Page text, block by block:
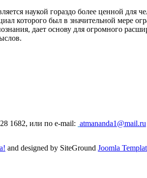
наукой гораздо более ценной для
которого был в значительной мере
дает основу для огромного
1682, или по e-mail: atmananda1@mail.ru
and designed by SiteGround Joomla